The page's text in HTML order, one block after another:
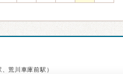
荒川車庫前駅）